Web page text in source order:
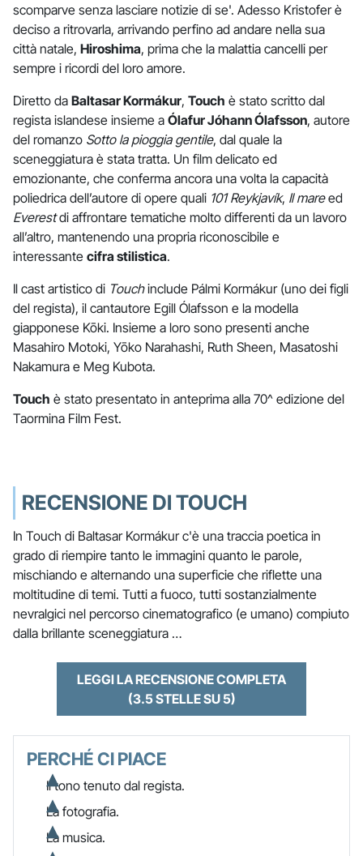
scomparve senza lasciare notizie di se'. Adesso Kristofer è
deciso a ritrovarla, arrivando perfino ad andare nella sua
città natale, Hiroshima, prima che la malattia cancelli per
sempre i ricordi del loro amore.
Diretto da Baltasar Kormákur, Touch è stato scritto dal
regista islandese insieme a Ólafur Jóhann Ólafsson, autore
del romanzo Sotto la pioggia gentile, dal quale la
sceneggiatura è stata tratta. Un film delicato ed
emozionante, che conferma ancora una volta la capacità
poliedrica dell’autore di opere quali 101 Reykjavík, Il mareed
Everestdi affrontare tematiche molto differenti da un lavoro
all’altro, mantenendo una propria riconoscibile e
interessante cifra stilistica.
Il cast artistico di Touchinclude Pálmi Kormákur (uno dei figli
del regista), il cantautore Egill Ólafsson e la modella
giapponese Kōki. Insieme a loro sono presenti anche
Masahiro Motoki, Yōko Narahashi, Ruth Sheen, Masatoshi
Nakamura e Meg Kubota.
Touch è stato presentato in anteprima alla 70^ edizione del
Taormina Film Fest.
RECENSIONE DI TOUCH
In Touch di Baltasar Kormákur c'è una traccia poetica in
grado di riempire tanto le immagini quanto le parole,
mischiando e alternando una superficie che riflette una
moltitudine di temi. Tutti a fuoco, tutti sostanzialmente
nevralgici nel percorso cinematografico (e umano) compiuto
dalla brillante sceneggiatura …
LEGGI LA RECENSIONE COMPLETA
(3.5 STELLE SU 5)
PERCHÉ CI PIACE
Il tono tenuto dal regista.
La fotografia.
La musica.